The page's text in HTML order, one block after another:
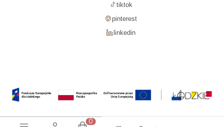
tiktok
pinterest
linkedin